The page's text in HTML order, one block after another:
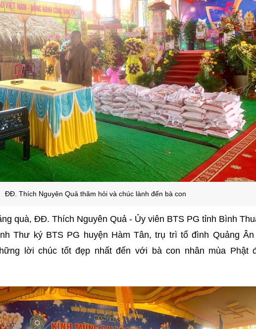
ĐĐ. Thích Nguyên Quả thăm hỏi và chúc lành đến bà con
quà, ĐĐ. Thích Nguyên Quả - Ủy viên BTS PG tỉnh Bình
Thư ký BTS PG huyện Hàm Tân, trụ trì tổ đình Quảng
lời chúc tốt đẹp nhất đến với bà con nhân mùa Phật